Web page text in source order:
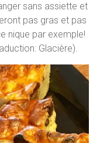
sans assiette et
pas gras et pas
nique par exemple!
Glacière).